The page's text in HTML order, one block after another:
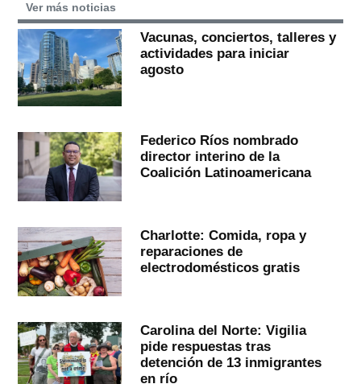
Ver más noticias
Vacunas, conciertos, talleres y
actividades para iniciar
agosto
Federico Ríos nombrado
director interino de la
Coalición Latinoamericana
Charlotte: Comida, ropa y
reparaciones de
electrodomésticos gratis
Carolina del Norte: Vigilia
pide respuestas tras
detención de 13 inmigrantes
en río